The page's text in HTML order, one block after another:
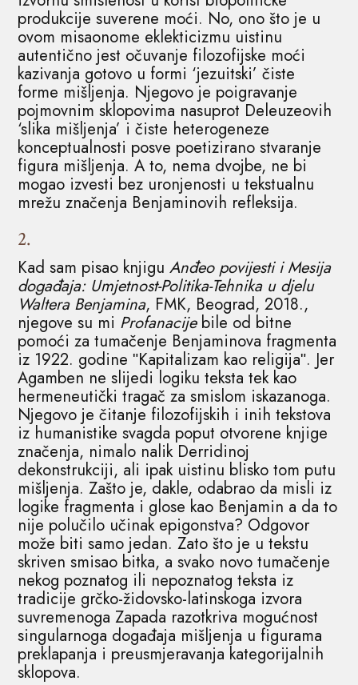
produkcije suverene moći. No, ono što je u
ovom misaonome eklekticizmu uistinu
autentično jest očuvanje filozofijske moći
kazivanja gotovo u formi ‘jezuitski’ čiste
forme mišljenja. Njegovo je poigravanje
pojmovnim sklopovima nasuprot Deleuzeovih
‘slika mišljenja’ i čiste heterogeneze
konceptualnosti posve poetizirano stvaranje
figura mišljenja. A to, nema dvojbe, ne bi
mogao izvesti bez uronjenosti u tekstualnu
mrežu značenja Benjaminovih refleksija.
2.
Kad sam pisao knjiguAnđeo povijesti i Mesija
događaja: Umjetnost-Politika-Tehnika u djelu
Waltera Benjamina, FMK, Beograd, 2018.,
njegove su mi Profanacije bile od bitne
pomoći za tumačenje Benjaminova fragmenta
iz 1922. godine ʺKapitalizam kao religijaʺ. Jer
Agamben ne slijedi logiku teksta tek kao
hermeneutički tragač za smislom iskazanoga.
Njegovo je čitanje filozofijskih i inih tekstova
iz humanistike svagda poput otvorene knjige
značenja, nimalo nalik Derridinoj
dekonstrukciji, ali ipak uistinu blisko tom putu
mišljenja. Zašto je, dakle, odabrao da misli iz
logike fragmenta i glose kao Benjamin a da to
nije polučilo učinak epigonstva? Odgovor
može biti samo jedan. Zato što je u tekstu
skriven smisao bitka, a svako novo tumačenje
nekog poznatog ili nepoznatog teksta iz
tradicije grčko-židovsko-latinskoga izvora
suvremenoga Zapada razotkriva mogućnost
singularnoga događaja mišljenja u figurama
preklapanja i preusmjeravanja kategorijalnih
sklopova.